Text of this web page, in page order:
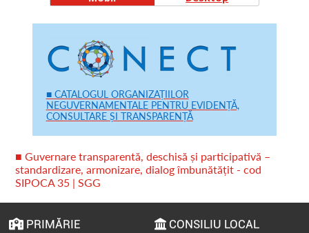
■ CATALOGUL ORGANIZAȚIILOR
NEGUVERNAMENTALE PENTRU EVIDENȚĂ,
CONSULTARE ȘI TRANSPARENȚĂ
■ Guvernare transparentă, deschisă și participativă –
standardizare, armonizare, dialog îmbunătățit - cod
SIPOCA 35 | SGG
PRIMĂRIE CONSILIU LOCAL